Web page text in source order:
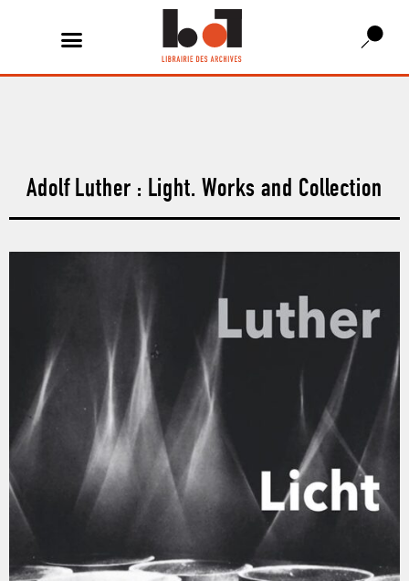
Adolf Luther : Light. Works and Collection